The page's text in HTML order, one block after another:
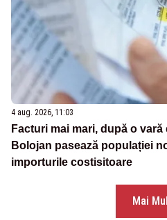
4 aug. 2026, 11:03
Facturi mai mari, după o
Bolojan pasează populației
importurile costisitoare
Mai